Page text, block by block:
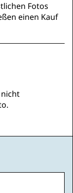
Fotos
einen Kauf